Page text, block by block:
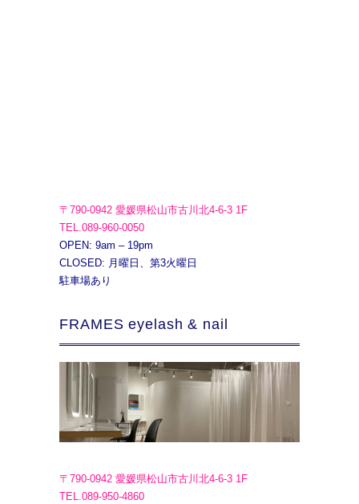
〒790-0942 愛媛県松山市古川北4-6-3 1F
TEL.089-960-0050
OPEN: 9am – 19pm
CLOSED: 月曜日、第3火曜日
駐車場あり
FRAMES eyelash & nail
〒790-0942 愛媛県松山市古川北4-6-3 1F
TEL.089-950-4860